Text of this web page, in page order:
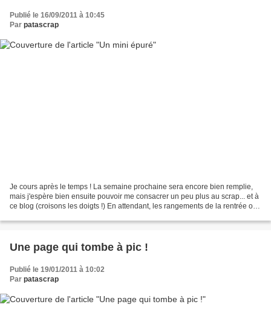
Publié le 16/09/2011 à 10:45
Par patascrap
Je cours après le temps ! La semaine prochaine sera encore bien remplie,
mais j'espère bien ensuite pouvoir me consacrer un peu plus au scrap... et à
ce blog (croisons les doigts !) En attendant, les rangements de la rentrée ont
Une page qui tombe à pic !
Publié le 19/01/2011 à 10:02
Par patascrap